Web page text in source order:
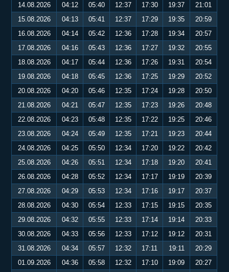
14.08.2026
04:12 05:40 12:37 17:30 19:37
21:01
15.08.2026
04:13 05:41 12:37 17:29 19:35
20:59
16.08.2026
04:14 05:42 12:36 17:28 19:34
20:57
17.08.2026
04:16 05:43 12:36 17:27 19:32
20:55
18.08.2026
04:17 05:44 12:36 17:26 19:31
20:54
19.08.2026
04:18 05:45 12:36 17:25 19:29
20:52
20.08.2026
04:20 05:46 12:35 17:24 19:28
20:50
21.08.2026
04:21 05:47 12:35 17:23 19:26
20:48
22.08.2026
04:23 05:48 12:35 17:22 19:25
20:46
23.08.2026
04:24 05:49 12:35 17:21 19:23
20:44
24.08.2026
04:25 05:50 12:34 17:20 19:22
20:42
25.08.2026
04:26 05:51 12:34 17:18 19:20
20:41
26.08.2026
04:28 05:52 12:34 17:17 19:19
20:39
27.08.2026
04:29 05:53 12:34 17:16 19:17
20:37
28.08.2026
04:30 05:54 12:33 17:15 19:15
20:35
29.08.2026
04:32 05:55 12:33 17:14 19:14
20:33
30.08.2026
04:33 05:56 12:33 17:12 19:12
20:31
31.08.2026
04:34 05:57 12:32 17:11 19:11
20:29
01.09.2026
04:36 05:58 12:32 17:10 19:09
20:27